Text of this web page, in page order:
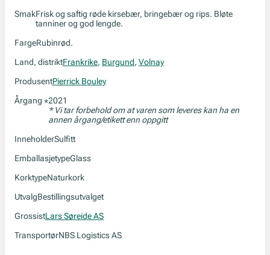
SmakFrisk og saftig røde kirsebær, bringebær og rips. Bløte
tanniner og god lengde.
FargeRubinrød.
Land, distriktFrankrike, Burgund, Volnay
ProdusentPierrick Bouley
Årgang *2021
* Vi tar forbehold om at varen som leveres kan ha en
annen årgang/etikett enn oppgitt
InneholderSulfitt
EmballasjetypeGlass
KorktypeNaturkork
UtvalgBestillingsutvalget
GrossistLars Søreide AS
TransportørNBS Logistics AS